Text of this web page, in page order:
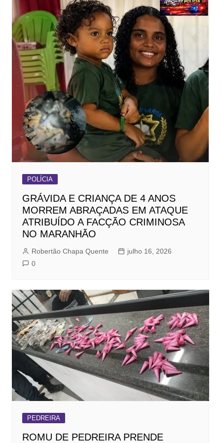
POLÍCIA
GRÁVIDA E CRIANÇA DE 4 ANOS
MORREM ABRAÇADAS EM ATAQUE
ATRIBUÍDO A FACÇÃO CRIMINOSA
NO MARANHÃO
Robertão Chapa Quente
julho 16, 2026
0
PEDREIRA
ROMU DE PEDREIRA PRENDE